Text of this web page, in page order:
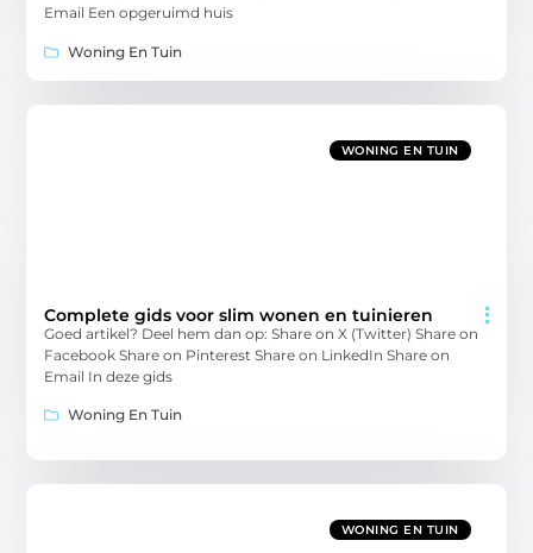
Email Een opgeruimd huis
Woning En Tuin
WONING EN TUIN
Complete gids voor slim wonen en tuinieren
Goed artikel? Deel hem dan op: Share on X (Twitter) Share on
Facebook Share on Pinterest Share on LinkedIn Share on
Email In deze gids
Woning En Tuin
WONING EN TUIN